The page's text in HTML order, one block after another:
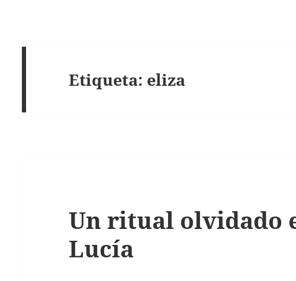
Etiqueta: eliza
Un ritual olvidado
Lucía